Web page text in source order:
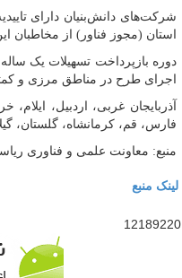
شرکت‌‏های دانش‌‏بنیان دارای
استان (مجوز فناور) از مخاطبان
اجرای طرح در مناطق مرزی و
آذربایجان غربی، اردبیل،
فارس، قم، کرمانشاه، گلستان،
منبع: معاونت علمی و فناوری
لینک منبع
12189220